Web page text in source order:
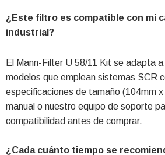
¿Este filtro es compatible con mi
industrial?
El Mann-Filter U 58/11 Kit se adapta
modelos que emplean sistemas SCR
especificaciones de tamaño (104mm
manual o nuestro equipo de soporte
compatibilidad antes de comprar.
¿Cada cuánto tiempo se